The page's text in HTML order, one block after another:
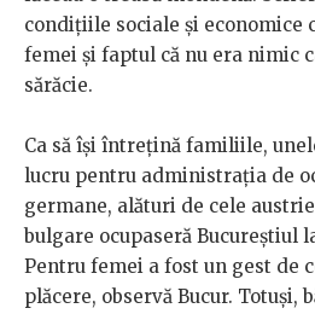
condițiile sociale și economice
femei și faptul că nu era nimic
sărăcie.
Ca să își întrețină familiile,
lucru pentru administrația de
germane, alături de cele
bulgare ocupaseră Bucureștiul
Pentru femei a fost un gest de
plăcere, observă Bucur. Totuși,